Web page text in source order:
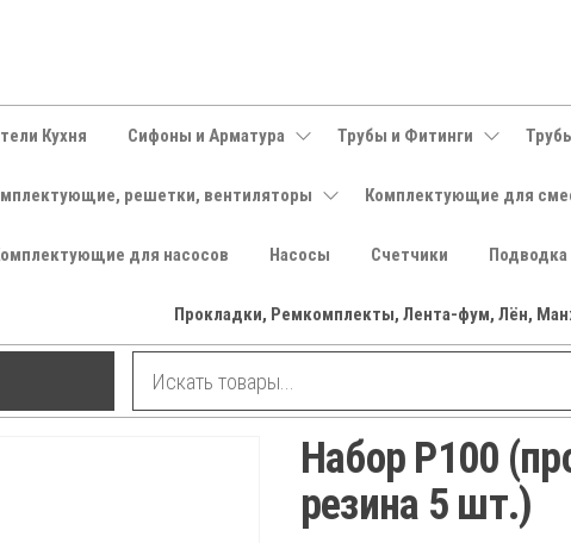
Кухня Сифоны и Арматура Трубы и Фитинги
решетки, вентиляторы Комплектующие для
для насосов Насосы Счетчики Подводка
Прокладки, Ремкомплекты, Лента-фум, Лён,
Набор P100
резина 5 шт.)